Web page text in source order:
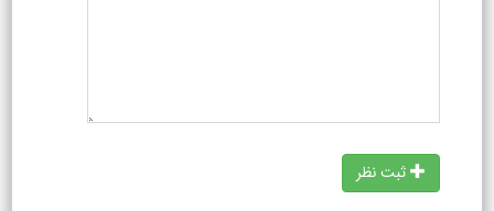
ثبت نظر